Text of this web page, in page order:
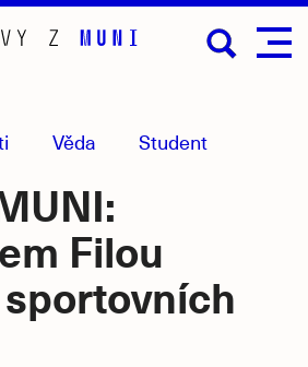
Věda Student
Filou